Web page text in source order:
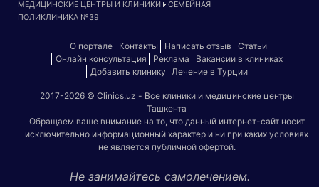
МЕДИЦИНСКИЕ ЦЕНТРЫ И КЛИНИКИ
СЕМЕЙНАЯ
ПОЛИКЛИНИКА №39
О портале Контакты Написать отзыв
Статьи
Онлайн консультация
Реклама
Вакансии в клиниках
Добавить клинику
Лечение в Турции
2017-2026 © Clinics.uz - Все клиники и медицинские центры
Ташкента
Обращаем ваше внимание на то, что данный интернет-сайт носит
исключительно информационный характер и ни при каких условиях
не является публичной офертой.
Не занимайтесь самолечением.